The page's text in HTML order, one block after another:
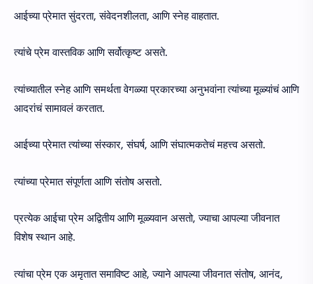
आईच्या प्रेमात सुंदरता, संवेदनशीलता, आणि स्नेह वाहतात.
त्यांचे प्रेम वास्तविक आणि सर्वोत्कृष्ट असते.
त्यांच्यातील स्नेह आणि समर्थता वेगळ्या प्रकारच्या अनुभवांना त्यांच्या मूळ्यांचं आणि
आदरांचं सामावलं करतात.
आईच्या प्रेमात त्यांच्या संस्कार, संघर्ष, आणि संघात्मकतेचं महत्त्व असतो.
त्यांच्या प्रेमात संपूर्णता आणि संतोष असतो.
प्रत्येक आईचा प्रेम अद्वितीय आणि मूळ्यवान असतो, ज्याचा आपल्या जीवनात
विशेष स्थान आहे.
त्यांचा प्रेम एक अमृतात समाविष्ट आहे, ज्याने आपल्या जीवनात संतोष, आनंद,